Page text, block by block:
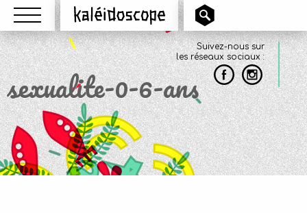
Menu Kaléidoscope
Suivez-nous sur
les réseaux sociaux :
sexualite-0-6-ans